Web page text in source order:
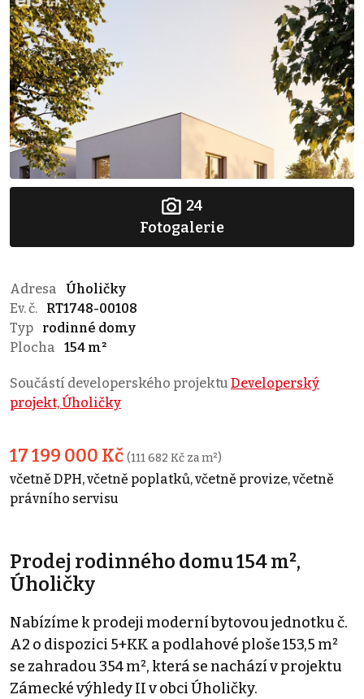
24
Fotogalerie
Adresa
Úholičky
Ev. č.
RT1748-00108
Typ
rodinné domy
Plocha
154 m²
Součástí developerského projektu Developerský
projekt, Úholičky
17 199 000 Kč (111 682 Kč za m²)
včetně DPH, včetně poplatků, včetně provize, včetně
právního servisu
Prodej rodinného domu 154 m²,
Úholičky
Nabízíme k prodeji moderní bytovou jednotku č.
A2 o dispozici 5+KK a podlahové ploše 153,5 m²
se zahradou 354 m², která se nachází v projektu
Zámecké výhledy II v obci Úholičky.